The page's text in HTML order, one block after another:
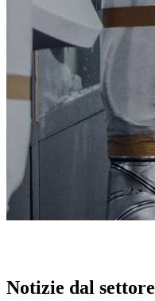
Notizie dal settore